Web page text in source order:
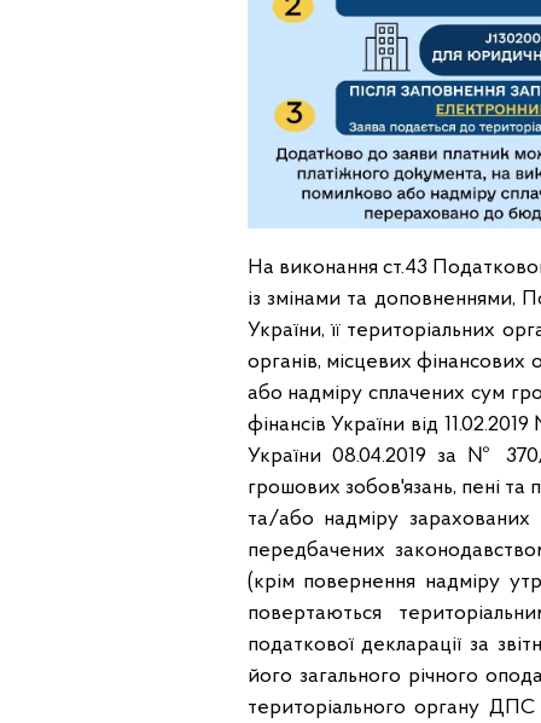
На виконання ст.43
із змінами та доповненнями,
України, її територіальних
органів, місцевих
або надміру сплачених сум
фінансів України від
України 08.04.2019 за №
грошових зобов'язань, пені
та/або надміру
передбачених
(крім повернення надміру
повертаються
податкової декларації за
його загального річного
територіального органу ДПС